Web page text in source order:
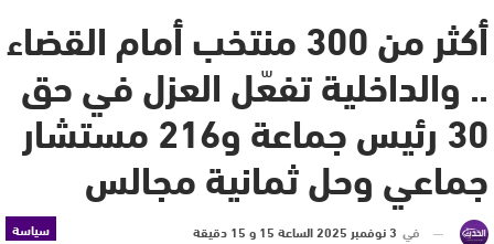
أكثر من 300 منتخب أمام القضاء
.. والداخلية تفعّل العزل في حق
30 رئيس جماعة و216 مستشار
جماعي وحل ثمانية مجالس
سياسة في 3 نوفمبر 2025 الساعة 15 و 15 دقيقة